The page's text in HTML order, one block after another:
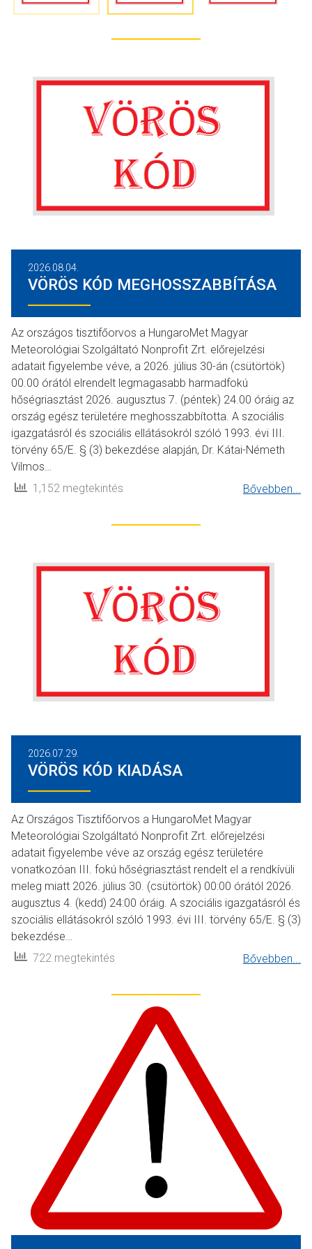
2026.08.04.
VÖRÖS KÓD MEGHOSSZABBÍTÁSA
Az országos tisztifőorvos a HungaroMet Magyar
Meteorológiai Szolgáltató Nonprofit Zrt. előrejelzési
adatait figyelembe véve, a 2026. július 30-án (csütörtök)
00.00 órától elrendelt legmagasabb harmadfokú
hőségriasztást 2026. augusztus 7. (péntek) 24.00 óráig az
ország egész területére meghosszabbította. A szociális
igazgatásról és szociális ellátásokról szóló 1993. évi III.
törvény 65/E. § (3) bekezdése alapján, Dr. Kátai-Németh
Vilmos…
1,152 megtekintés
Bővebben...
2026.07.29.
VÖRÖS KÓD KIADÁSA
Az Országos Tisztifőorvos a HungaroMet Magyar
Meteorológiai Szolgáltató Nonprofit Zrt. előrejelzési
adatait figyelembe véve az ország egész területére
vonatkozóan III. fokú hőségriasztást rendelt el a rendkívüli
meleg miatt 2026. július 30. (csütörtök) 00:00 órától 2026.
augusztus 4. (kedd) 24:00 óráig. A szociális igazgatásról és
szociális ellátásokról szóló 1993. évi III. törvény 65/E. § (3)
bekezdése…
722 megtekintés
Bővebben...